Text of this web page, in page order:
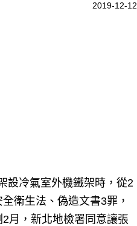
2019-12-12
設冷氣室外機鐵架時，從2
衛生法、偽造文書3罪，
月，新北地檢署同意讓張